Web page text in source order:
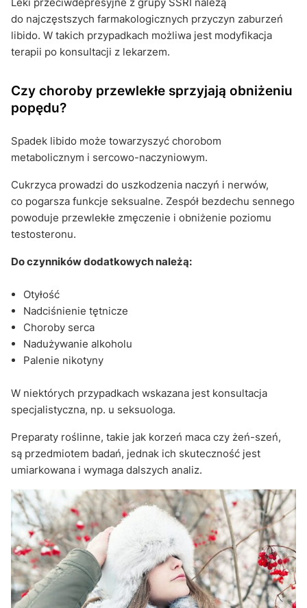
do najczęstszych farmakologicznych przyczyn zaburzeń
libido. W takich przypadkach możliwa jest modyfikacja
terapii po konsultacji z lekarzem.
Czy choroby przewlekłe sprzyjają obniżeniu
popędu?
Spadek libido może towarzyszyć chorobom
metabolicznym i sercowo-naczyniowym.
Cukrzyca prowadzi do uszkodzenia naczyń i nerwów,
co pogarsza funkcje seksualne. Zespół bezdechu sennego
powoduje przewlekłe zmęczenie i obniżenie poziomu
testosteronu.
Do czynników dodatkowych należą:
Otyłość
Nadciśnienie tętnicze
Choroby serca
Nadużywanie alkoholu
Palenie nikotyny
W niektórych przypadkach wskazana jest konsultacja
specjalistyczna, np. u seksuologa.
Preparaty roślinne, takie jak korzeń maca czy żeń-szeń,
są przedmiotem badań, jednak ich skuteczność jest
umiarkowana i wymaga dalszych analiz.